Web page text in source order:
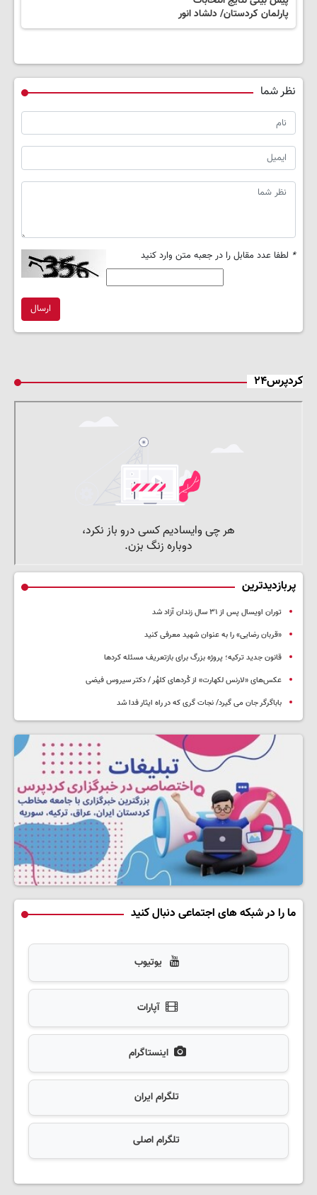
پارلمان کردستان/ دلشاد انور
نظر شما
* لطفا عدد مقابل را در جعبه متن وارد کنید
ارسال
کردپرس۲۴
پربازدیدترین
توران اویسال پس از ۳۱ سال زندان آزاد شد
«قربان رضایی» را به عنوان شهید معرفی کنید
قانون جدید ترکیه؛ پروژه بزرگ‌ برای بازتعریف مسئله کردها
عکس‌های «لارنس لکهارت» از کُردهای کلهُر / دکتر سیروس فیضی
باباگرگر جان می گیرد/ نجات گری که در راه ایثار فدا شد
ما را در شبکه های اجتماعی دنبال کنید
یوتیوب
آپارات
اینستاگرام
تلگرام ایران
تلگرام اصلی